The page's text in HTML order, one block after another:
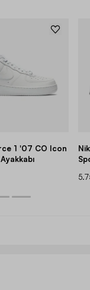
1 '07 CO Icon